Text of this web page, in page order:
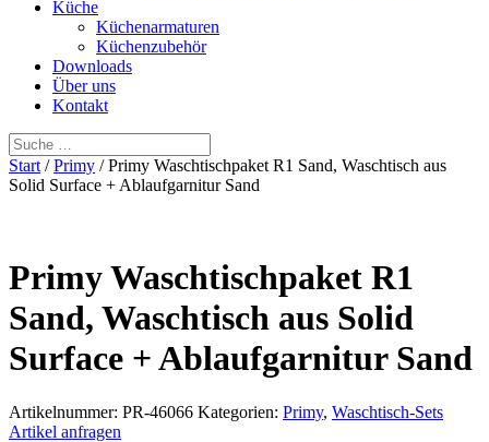
Küche
Küchenarmaturen
Küchenzubehör
Downloads
Über uns
Kontakt
Start /Primy / Primy Waschtischpaket R1 Sand, Waschtisch aus
Solid Surface + Ablaufgarnitur Sand
Primy Waschtischpaket R1
Sand, Waschtisch aus Solid
Surface + Ablaufgarnitur Sand
Artikelnummer: PR-46066 Kategorien: Primy, Waschtisch-Sets
Artikel anfragen